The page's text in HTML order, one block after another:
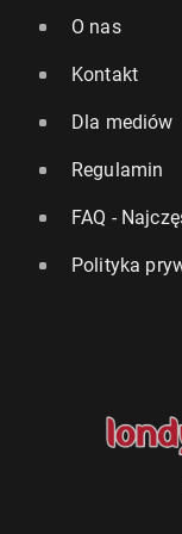
O nas
Kontakt
Dla mediów
Regulamin
FAQ -
Polityka